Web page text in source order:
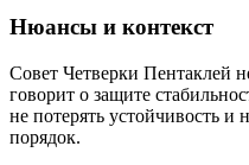
Нюансы и контекст
Совет Четверки Пентаклей
говорит о защите
не потерять устойчивость
порядок.